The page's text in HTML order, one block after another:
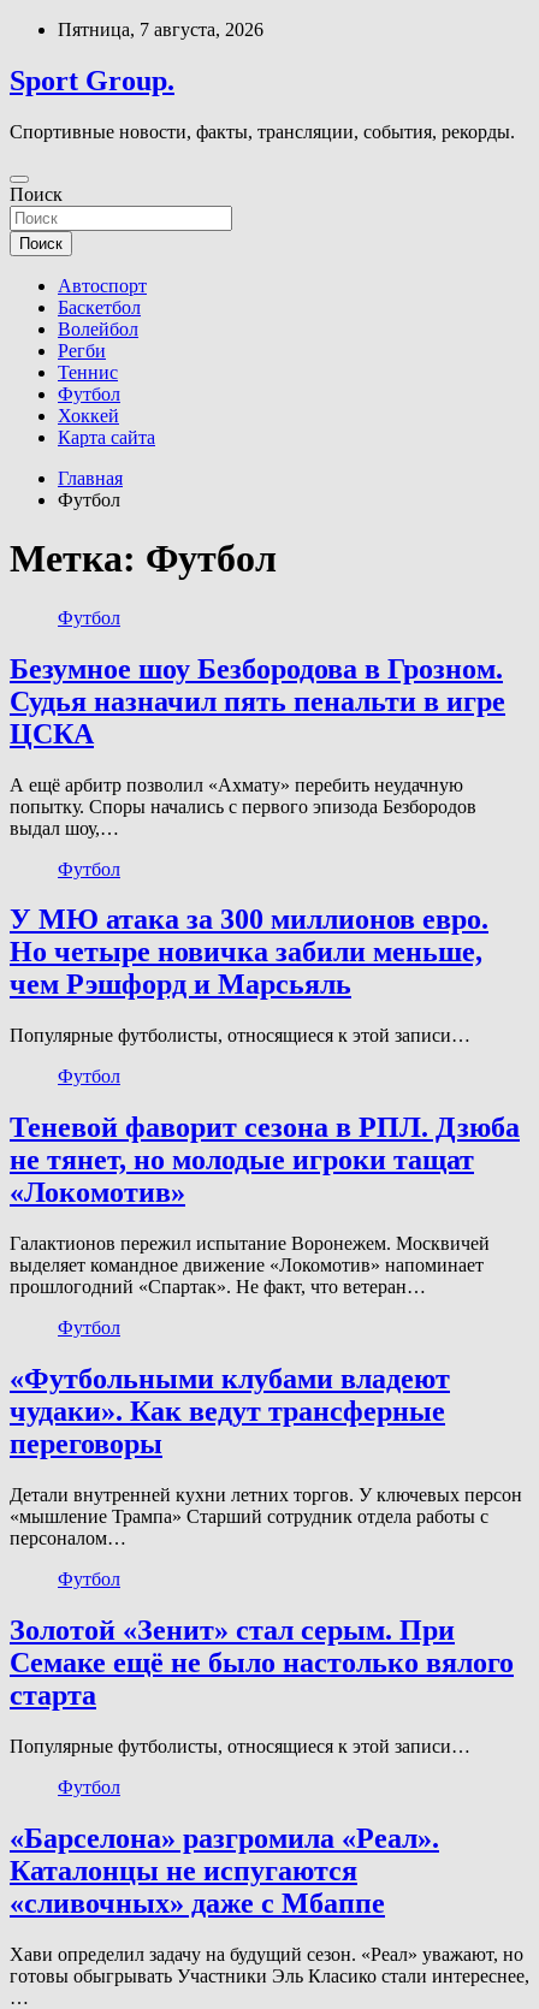
Перейти
содержимому
Пятница, 7 августа, 2026
Sport Group.
Спортивные новости, факты, трансляции, события, рекорды.
Поиск
Поиск
Автоспорт
Баскетбол
Волейбол
Регби
Теннис
Футбол
Хоккей
Карта сайта
Главная
Футбол
Метка: Футбол
Футбол
Безумное шоу Безбородова в Грозном.
Судья назначил пять пенальти в игре
ЦСКА
А ещё арбитр позволил «Ахмату» перебить неудачную
попытку. Споры начались с первого эпизода Безбородов
выдал шоу,…
Футбол
У МЮ атака за 300 миллионов евро.
Но четыре новичка забили меньше,
чем Рэшфорд и Марсьяль
Популярные футболисты, относящиеся к этой записи…
Футбол
Теневой фаворит сезона в РПЛ. Дзюба
не тянет, но молодые игроки тащат
«Локомотив»
Галактионов пережил испытание Воронежем. Москвичей
выделяет командное движение «Локомотив» напоминает
прошлогодний «Спартак». Не факт, что ветеран…
Футбол
«Футбольными клубами владеют
чудаки». Как ведут трансферные
переговоры
Детали внутренней кухни летних торгов. У ключевых персон
«мышление Трампа» Старший сотрудник отдела работы с
персоналом…
Футбол
Золотой «Зенит» стал серым. При
Семаке ещё не было настолько вялого
старта
Популярные футболисты, относящиеся к этой записи…
Футбол
«Барселона» разгромила «Реал».
Каталонцы не испугаются
«сливочных» даже с Мбаппе
Хави определил задачу на будущий сезон. «Реал» уважают, но
готовы обыгрывать Участники Эль Класико стали интереснее,
…